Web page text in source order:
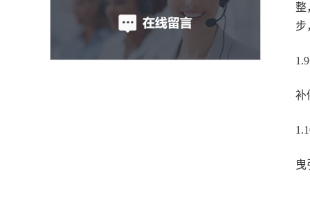
整
步
补
曳